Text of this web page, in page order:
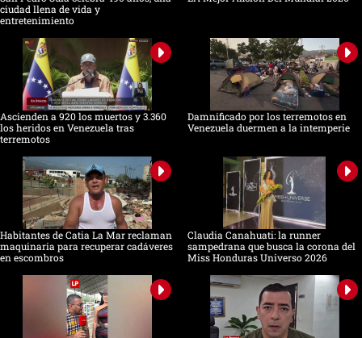
ciudad llena de vida y
entretenimiento
Ascienden a 920 los muertos y 3.360
los heridos en Venezuela tras
terremotos
Damnificado por los terremotos en
Venezuela duermen a la intemperie
Habitantes de Catia La Mar reclaman
maquinaria para recuperar cadáveres
en escombros
Claudia Canahuati: la runner
sampedrana que busca la corona del
Miss Honduras Universo 2026